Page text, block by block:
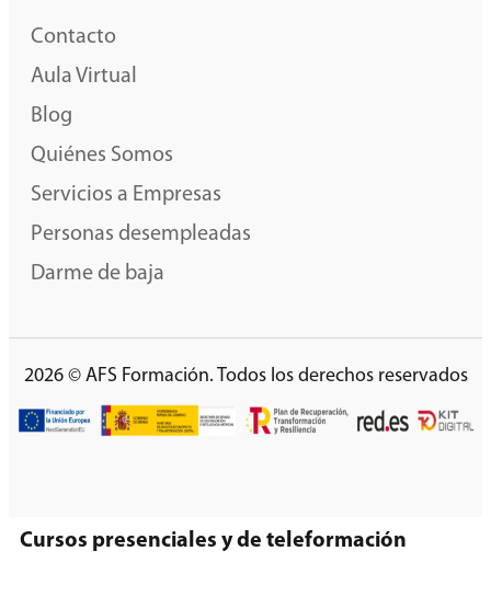
Contacto
Aula Virtual
Blog
Quiénes Somos
Servicios a Empresas
Personas desempleadas
Darme de baja
2026 © AFS Formación. Todos los derechos reservados
Cursos presenciales y de teleformación